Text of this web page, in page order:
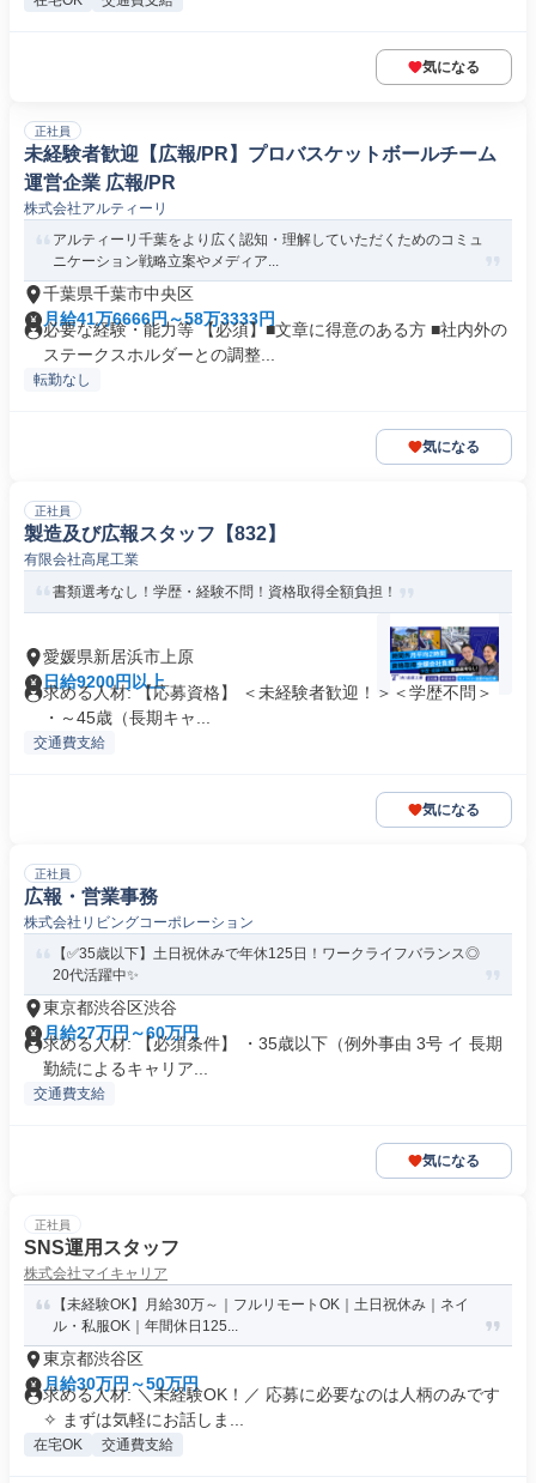
気になる
正社員
未経験者歓迎【広報/PR】プロバスケットボールチーム
運営企業 広報/PR
株式会社アルティーリ
アルティーリ千葉をより広く認知・理解していただくためのコミュ
ニケーション戦略立案やメディア...
千葉県千葉市中央区
月給41万6666円～58万3333円
必要な経験・能力等 【必須】■文章に得意のある方 ■社内外の
ステークスホルダーとの調整...
転勤なし
気になる
正社員
製造及び広報スタッフ【832】
有限会社高尾工業
書類選考なし！学歴・経験不問！資格取得全額負担！
愛媛県新居浜市上原
日給9200円以上
求める人材: 【応募資格】 ＜未経験者歓迎！＞＜学歴不問＞
・～45歳（長期キャ...
交通費支給
気になる
正社員
広報・営業事務
株式会社リビングコーポレーション
【✅35歳以下】土日祝休みで年休125日！ワークライフバランス◎
20代活躍中✨
東京都渋谷区渋谷
月給27万円～60万円
求める人材: 【必須条件】 ・35歳以下（例外事由 3号 イ 長期
勤続によるキャリア...
交通費支給
気になる
正社員
SNS運用スタッフ
株式会社マイキャリア
【未経験OK】月給30万～｜フルリモートOK｜土日祝休み｜ネイ
ル・私服OK｜年間休日125...
東京都渋谷区
月給30万円～50万円
求める人材: ＼未経験OK！／ 応募に必要なのは人柄のみです
✧ まずは気軽にお話しま...
在宅OK 交通費支給